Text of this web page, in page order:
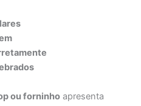
ou forninho apresenta